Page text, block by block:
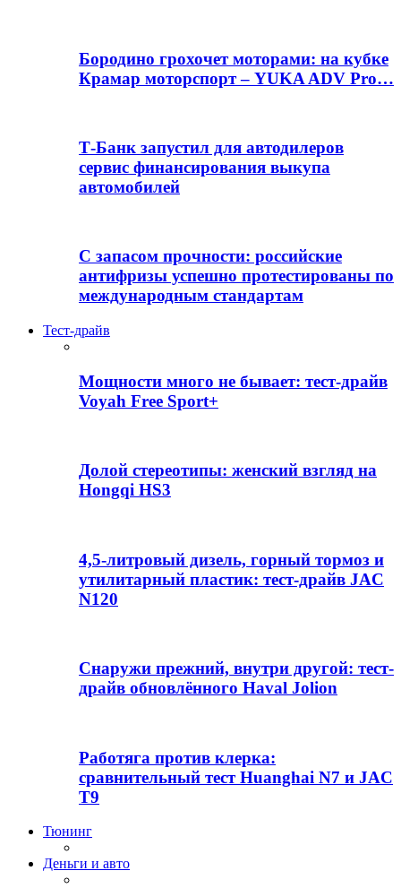
Бородино грохочет моторами: на кубке
Крамар моторспорт – YUKA ADV Pro…
Т-Банк запустил для автодилеров
сервис финансирования выкупа
автомобилей
С запасом прочности: российские
антифризы успешно протестированы по
международным стандартам
Тест-драйв
Мощности много не бывает: тест-драйв
Voyah Free Sport+
Долой стереотипы: женский взгляд на
Hongqi HS3
4,5-литровый дизель, горный тормоз и
утилитарный пластик: тест-драйв JAC
N120
Снаружи прежний, внутри другой: тест-
драйв обновлённого Haval Jolion
Работяга против клерка:
сравнительный тест Huanghai N7 и JAC
T9
Тюнинг
Деньги и авто